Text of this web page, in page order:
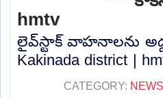
hmtv
లైవ్‌స్టాక్ వాహనాలను
Kakinada district |
CATEGORY: NEWS